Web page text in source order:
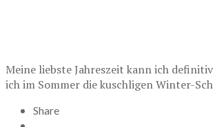
Meine liebste Jahreszeit kann ich
ich im Sommer die kuschligen Winter-
Share